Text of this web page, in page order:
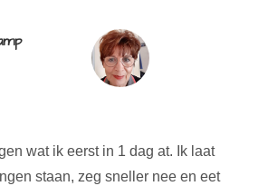
wat ik eerst in 1 dag at. Ik laat
staan, zeg sneller nee en eet